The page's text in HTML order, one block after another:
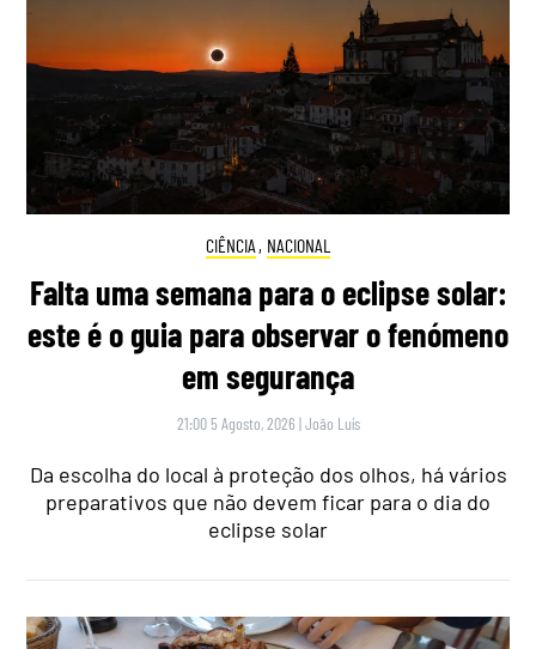
CIÊNCIA , NACIONAL
Falta uma semana para o eclipse solar:
este é o guia para observar o fenómeno
em segurança
21:00 5 Agosto, 2026 |João Luís
Da escolha do local à proteção dos olhos, há vários
preparativos que não devem ficar para o dia do
eclipse solar